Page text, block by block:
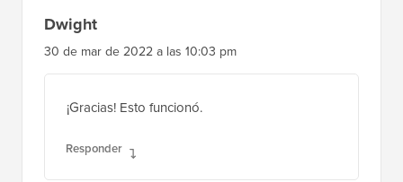
Dwight
30 de mar de 2022 a las 10:03 pm
¡Gracias! Esto funcionó.
Responder